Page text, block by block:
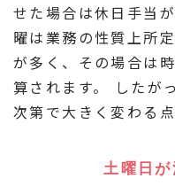
せた場合は休日手当
曜は業務の性質上所
が多く、その場合は
算されます。 したが
次第で大きく変わる
土曜日